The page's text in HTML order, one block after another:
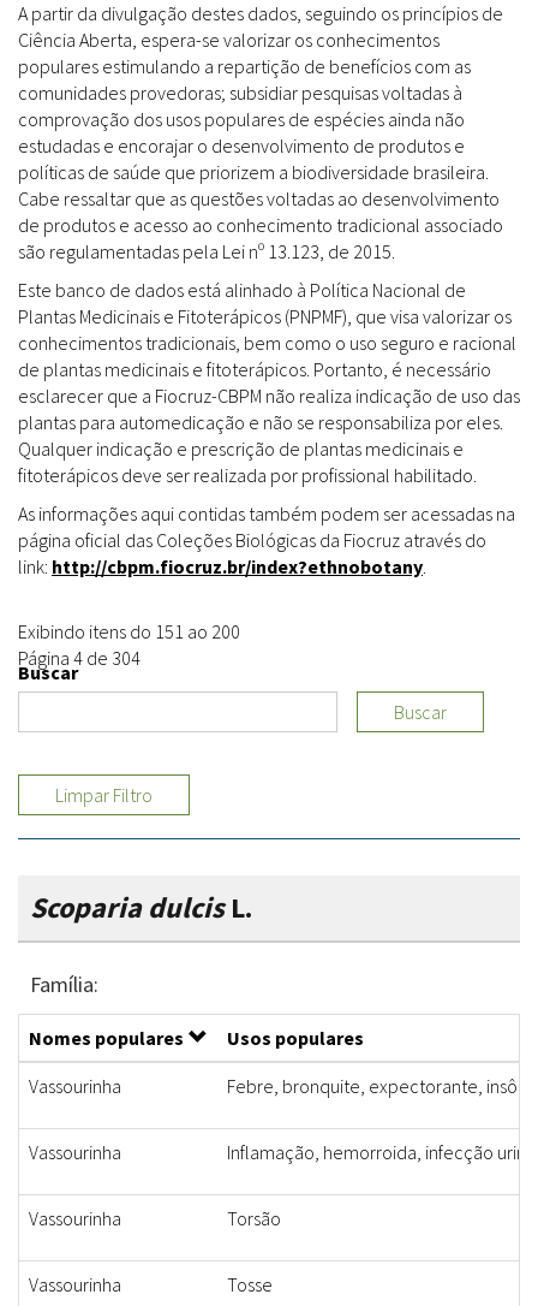
A partir da divulgação destes dados, seguindo os princípios de
Ciência Aberta, espera-se valorizar os conhecimentos
populares estimulando a repartição de benefícios com as
comunidades provedoras; subsidiar pesquisas voltadas à
comprovação dos usos populares de espécies ainda não
estudadas e encorajar o desenvolvimento de produtos e
políticas de saúde que priorizem a biodiversidade brasileira.
Cabe ressaltar que as questões voltadas ao desenvolvimento
de produtos e acesso ao conhecimento tradicional associado
são regulamentadas pela Lei nº 13.123, de 2015.
Este banco de dados está alinhado à Política Nacional de
Plantas Medicinais e Fitoterápicos (PNPMF), que visa valorizar os
conhecimentos tradicionais, bem como o uso seguro e racional
de plantas medicinais e fitoterápicos. Portanto, é necessário
esclarecer que a Fiocruz-CBPM não realiza indicação de uso das
plantas para automedicação e não se responsabiliza por eles.
Qualquer indicação e prescrição de plantas medicinais e
fitoterápicos deve ser realizada por profissional habilitado.
As informações aqui contidas também podem ser acessadas na
página oficial das Coleções Biológicas da Fiocruz através do
link: http://cbpm.fiocruz.br/index?ethnobotany.
Exibindo itens do 151 ao 200
Página 4 de 304
Buscar
Buscar
Limpar Filtro
Scoparia dulcisL.
Família:
Nomes populares
Usos populares
Vassourinha
Febre, bronquite, expectorante,
Vassourinha Inflamação, hemorroida, infecção
Vassourinha Torsão
Vassourinha Tosse